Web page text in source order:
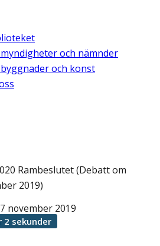
och nämnder
och konst
Rambeslutet (Debatt om
2019)
november 2019
sekunder